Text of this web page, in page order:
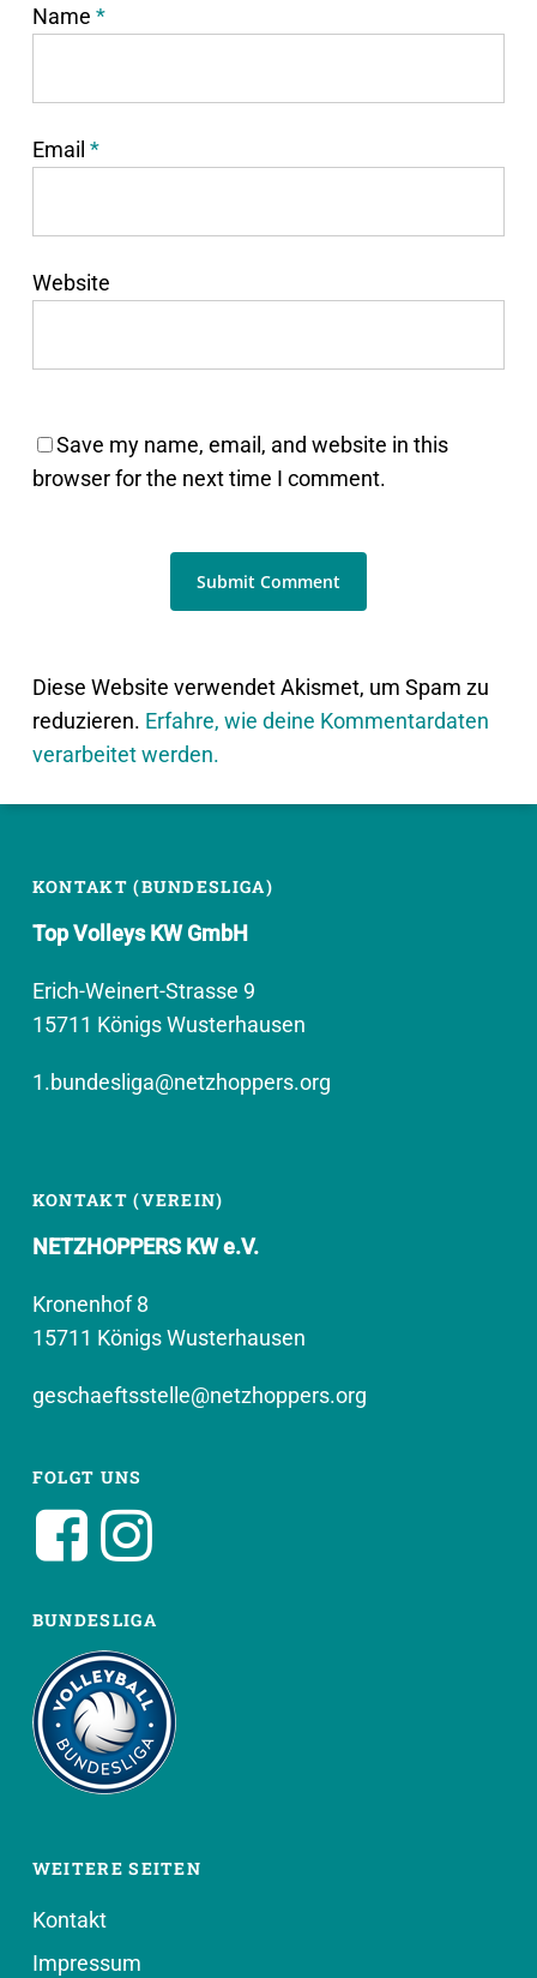
Name *
Email *
Website
Save my name, email, and website in this
browser for the next time I comment.
Diese Website verwendet Akismet, um Spam zu
reduzieren. Erfahre, wie deine Kommentardaten
verarbeitet werden.
KONTAKT (BUNDESLIGA)
Top Volleys KW GmbH
Erich-Weinert-Strasse 9
15711 Königs Wusterhausen
1.bundesliga@netzhoppers.org
KONTAKT (VEREIN)
NETZHOPPERS KW e.V.
Kronenhof 8
15711 Königs Wusterhausen
geschaeftsstelle@netzhoppers.org
FOLGT UNS
BUNDESLIGA
WEITERE SEITEN
Kontakt
Impressum